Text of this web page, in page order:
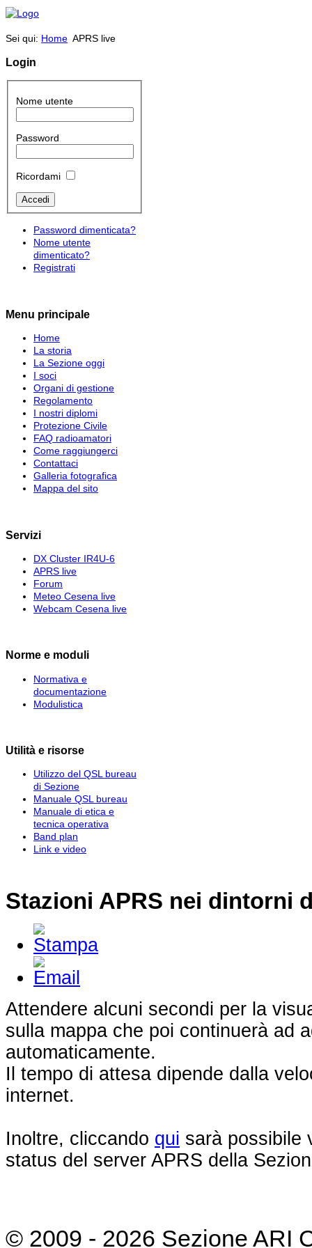
Sei qui: Home APRS live
Login
Nome utente
Password
Ricordami
Password dimenticata?
Nome utente
dimenticato?
Registrati
Menu principale
Home
La storia
La Sezione oggi
I soci
Organi di gestione
Regolamento
I nostri diplomi
Protezione Civile
FAQ radioamatori
Come raggiungerci
Contattaci
Galleria fotografica
Mappa del sito
Servizi
DX Cluster IR4U-6
APRS live
Forum
Meteo Cesena live
Webcam Cesena live
Norme e moduli
Normativa e
documentazione
Modulistica
Utilità e risorse
Utilizzo del QSL bureau
di Sezione
Manuale QSL bureau
Manuale di etica e
tecnica operativa
Band plan
Link e video
Stazioni APRS nei dintorni
Attendere alcuni secondi per la
sulla mappa che poi continuerà ad
automaticamente.
Il tempo di attesa dipende dalla
internet.
Inoltre, cliccando qui sarà possibile
status del server APRS della
© 2009 - 2026 Sezione ARI